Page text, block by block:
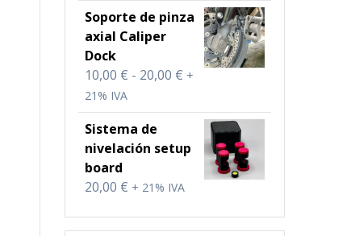
Soporte de pinza
axial Caliper
Dock
10,00 € - 20,00 € Rango
precios:
desde
10,00 €
hasta
20,00 €
+
21% IVA
Sistema de
nivelación setup
board
20,00 € + 21% IVA